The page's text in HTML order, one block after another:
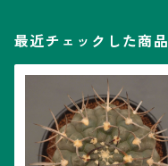
最近チェックした商品